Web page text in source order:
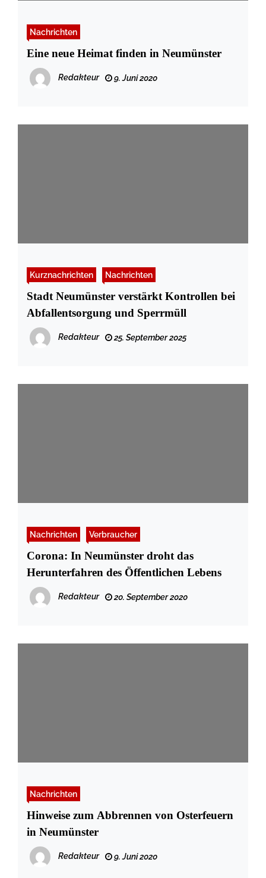
Nachrichten
Eine neue Heimat finden in Neumünster
Redakteur 9. Juni 2020
Kurznachrichten Nachrichten
Stadt Neumünster verstärkt Kontrollen bei
Abfallentsorgung und Sperrmüll
Redakteur 25. September 2025
Nachrichten Verbraucher
Corona: In Neumünster droht das
Herunterfahren des Öffentlichen Lebens
Redakteur 20. September 2020
Nachrichten
Hinweise zum Abbrennen von Osterfeuern
in Neumünster
Redakteur 9. Juni 2020